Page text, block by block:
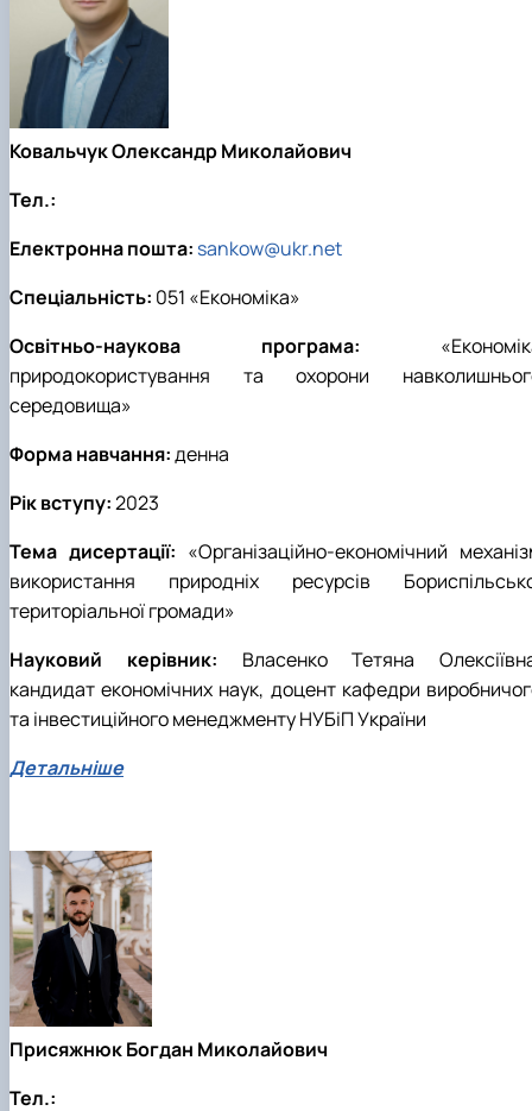
Ковальчук Олександр Миколайович
Тел.:
Електронна пошта: sankow@ukr.net
Спеціальність: 051 «Економіка»
Освітньо-наукова програма:
природокористування та охорони
середовища»
Форма навчання:денна
Рік вступу:2023
Тема дисертації: «Організаційно-економічний
використання природніх ресурсів
територіальної громади»
Науковий керівник: Власенко Тетяна
кандидат економічних наук, доцент кафедри
та інвестиційного менеджменту НУБіП України
Детальніше
Присяжнюк Богдан Миколайович
Тел.: